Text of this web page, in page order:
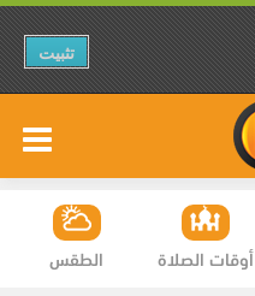
تثبيت
الطقس أوقات الصلاة